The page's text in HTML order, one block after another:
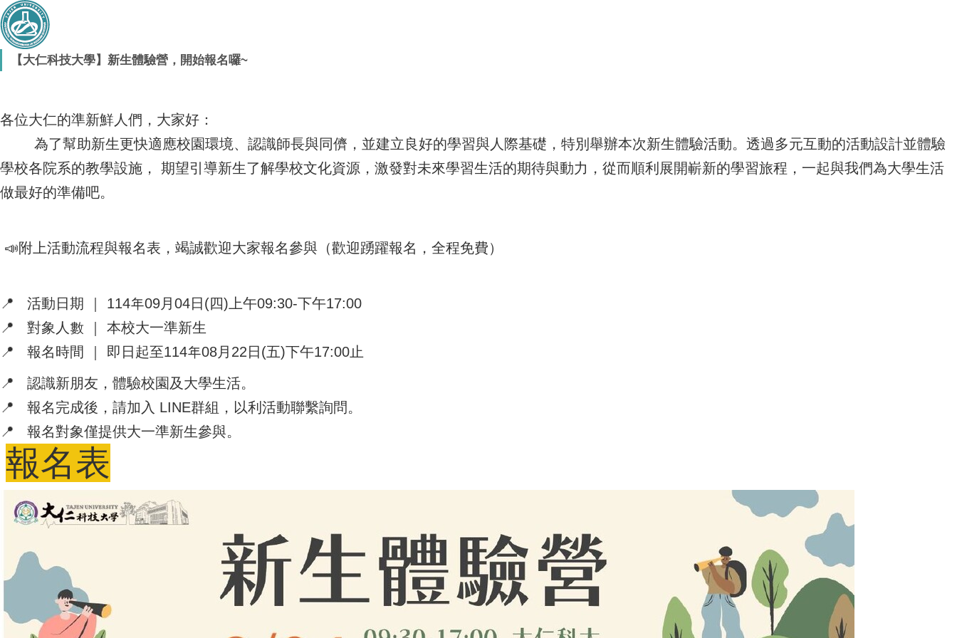
【大仁科技大學】新生體驗營，開始報名囉~
各位大仁的準新鮮人們，大家好：
為了幫助新生更快適應校園環境、認識師長與同儕，並建立良好的學習與人際基礎，特別舉辦本次新生體驗活動。透過多元互動的活動設計並體驗
學校各院系的教學設施， 期望引導新生了解學校文化資源，激發對未來學習生活的期待與動力，從而順利展開嶄新的學習旅程，一起與我們為大學生活
做最好的準備吧。
📣附上活動流程與報名表，竭誠歡迎大家報名參與（歡迎踴躍報名，全程免費）
📍 活動日期 ｜ 114年09月04日(四)上午09:30-下午17:00
📍 對象人數 ｜ 本校大一準新生
📍 報名時間 ｜ 即日起至114年08月22日(五)下午17:00止
📍 認識新朋友，體驗校園及大學生活。
📍 報名完成後，請加入 LINE群組，以利活動聯繫詢問。
📍 報名對象僅提供大一準新生參與。
報名表